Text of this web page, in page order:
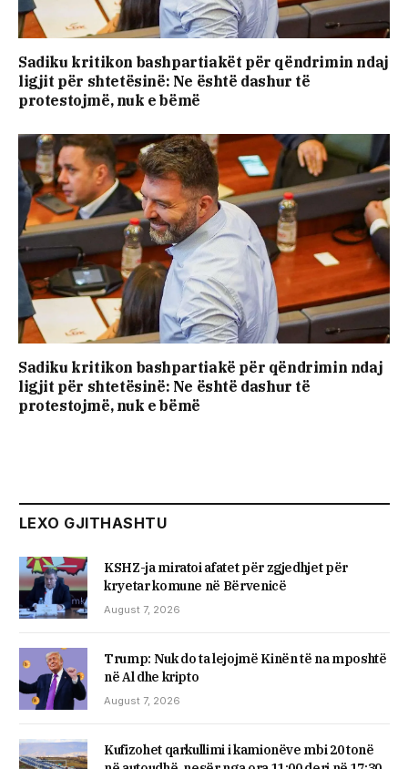
Sadiku kritikon bashpartiakët për qëndrimin ndaj
ligjit për shtetësinë: Ne është dashur të
protestojmë, nuk e bëmë
Sadiku kritikon bashpartiakë për qëndrimin ndaj
ligjit për shtetësinë: Ne është dashur të
protestojmë, nuk e bëmë
LEXO GJITHASHTU
KSHZ-ja miratoi afatet për zgjedhjet për
kryetar komune në Bërvenicë
August 7, 2026
Trump: Nuk do ta lejojmë Kinën të na mposhtë
në Al dhe kripto
August 7, 2026
Kufizohet qarkullimi i kamionëve mbi 20 tonë